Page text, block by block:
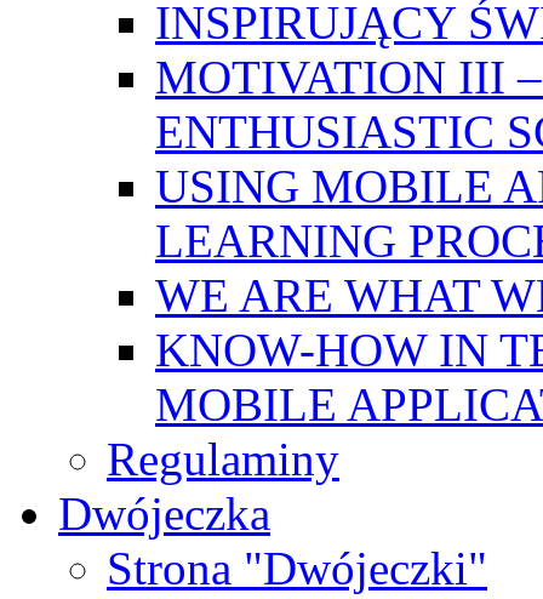
INSPIRUJĄCY
MOTIVATION III
ENTHUSIASTIC
USING MOBILE
LEARNING
WE ARE WHAT
KNOW-HOW IN
MOBILE
Regulaminy
Dwójeczka
Strona "Dwójeczki"